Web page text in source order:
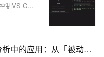
SmartVscode插件深度解析：自然语言控制VS Code的革命性工具及其开源框架App-Controller
自然语言处理（NLP）在文本分析中的应用：从「被动收集」到「主动分析」